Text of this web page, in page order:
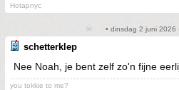
Hotapnyc
• dinsdag 2 juni 2026
schetterklep
Nee Noah, je bent zelf zo'n fijne
you tokkie to me?